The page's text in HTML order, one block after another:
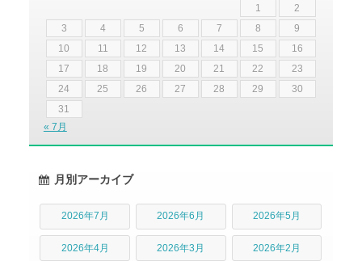
1
2
3
4 5 6 7 8
9
10
11 12 13 14 15
16
17
18 19 20 21 22
23
24
25 26 27 28 29
30
31
« 7月
月別アーカイブ
2026年7月 2026年6月 2026年5月
2026年4月 2026年3月 2026年2月